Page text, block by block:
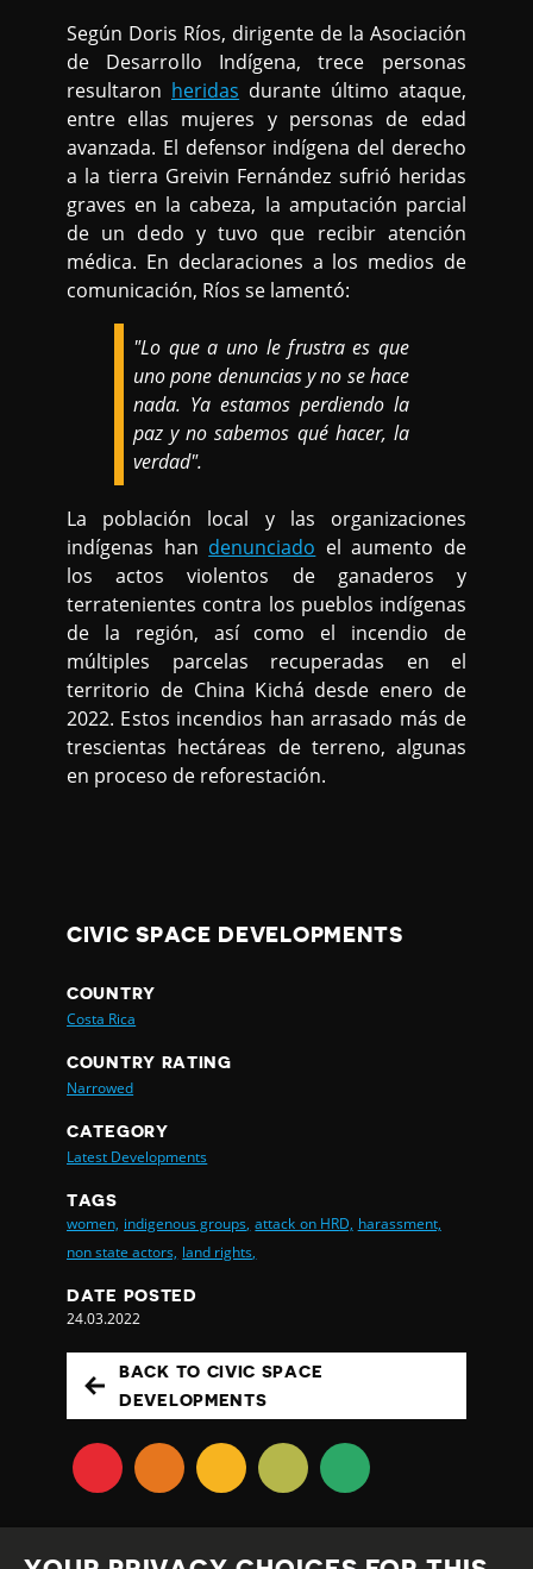
Según Doris Ríos, dirigente de la Asociación
de Desarrollo Indígena, trece personas
resultaron heridas durante último ataque,
entre ellas mujeres y personas de edad
avanzada. El defensor indígena del derecho
a la tierra Greivin Fernández sufrió heridas
graves en la cabeza, la amputación parcial
de un dedo y tuvo que recibir atención
médica. En declaraciones a los medios de
comunicación, Ríos se lamentó:
"Lo que a uno le frustra es que
uno pone denuncias y no se hace
nada. Ya estamos perdiendo la
paz y no sabemos qué hacer, la
verdad".
La población local y las organizaciones
indígenas han denunciado el aumento de
los actos violentos de ganaderos y
terratenientes contra los pueblos indígenas
de la región, así como el incendio de
múltiples parcelas recuperadas en el
territorio de China Kichá desde enero de
2022. Estos incendios han arrasado más de
trescientas hectáreas de terreno, algunas
en proceso de reforestación.
CIVIC SPACE DEVELOPMENTS
COUNTRY
Costa Rica
COUNTRY RATING
Narrowed
CATEGORY
Latest Developments
TAGS
women, indigenous groups, attack on HRD, harassment,
non state actors, land rights,
DATE POSTED
24.03.2022
BACK TO CIVIC SPACE
DEVELOPMENTS